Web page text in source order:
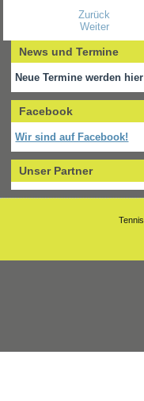
Zurück
Weiter
News und Termine
Neue Termine werden
Facebook
Wir sind auf Facebook!
Unser Partner